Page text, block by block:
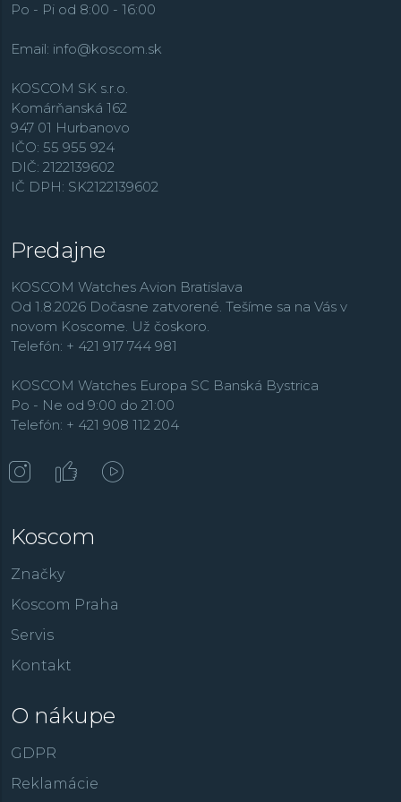
jednou z prvých hodinárskych značiek na svete, ktoré sú
3R –Reduce, Reuse a Recycle
vyrábané s pomocou zelenej energie, ale ešte sa na ich
výrobu používajú udržateľné materiály, ako napríklad
vegánske pásky z recyklovaných materiálov.
Po - Pi od 8:00 - 16:00
Email: info@koscom.sk
KOSCOM SK s.r.o.
Komárňanská 162
947 01 Hurbanovo
IČO: 55 955 924
DIČ: 2122139602
IČ DPH: SK2122139602
Predajne
KOSCOM Watches Avion Bratislava
Od 1.8.2026 Dočasne zatvorené. Tešíme sa na Vás v
novom Koscome. Už čoskoro.
Telefón: + 421 917 744 981
KOSCOM Watches Europa SC Banská Bystrica
Po - Ne od 9:00 do 21:00
Telefón: + 421 908 112 204
Koscom
Značky
Koscom Praha
Servis
Kontakt
O nákupe
GDPR
Reklamácie